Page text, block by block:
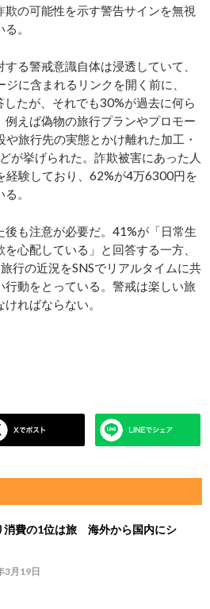
の可能性を示す警告サインを無視
。
る警戒意識自体は浸透していて、
に含まれるリンクを開く前に、
たが、それでも30%が過去に何ら
えば偽物の旅行プランやプロモー
旅行先の実態とかけ離れた加工・
が挙げられた。詐欺被害にあった人
経験しており、62%が4万6300円を
。
も注意が必要だ。41%が「日常生
心配している」と回答する一方、
行の近況をSNSでリアルタイムに共
動をとっている。警戒は楽しい旅
ればならない。
消費の1位は旅 海外から国内にシ
3月19日